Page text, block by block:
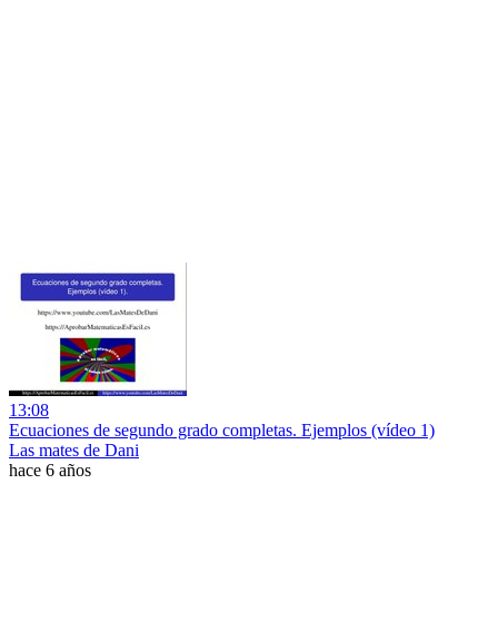
13:08
Ecuaciones de segundo grado completas. Ejemplos (vídeo 1)
Las mates de Dani
hace 6 años